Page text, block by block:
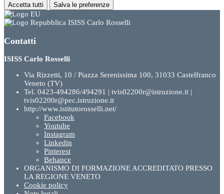
Accetta tutti Salva le preferenze
ISISS Carlo Rosselli
Contatti
ISISS Carlo Rosselli
Via Rizzetti, 10 / Piazza Serenissima 100, 31033 Castelfranco
Veneto (TV)
Tel. 0423-494286/494291 | tvis02200r@istruzione.it |
tvis02200r@pec.istruzione.it
http://www.istitutorosselli.net/
Facebook
Youtube
Instagram
Linkedin
Pinterest
Behance
ORGANISMO DI FORMAZIONE ACCREDITATO PRESSO
LA REGIONE VENETO
Cookie policy